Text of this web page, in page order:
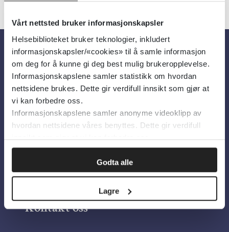
Vårt nettsted bruker informasjonskapsler
Helsebiblioteket bruker teknologier, inkludert
informasjonskapsler/«cookies» til å samle informasjon
om deg for å kunne gi deg best mulig brukeropplevelse.
Informasjonskapslene samler statistikk om hvordan
nettsidene brukes. Dette gir verdifull innsikt som gjør at
vi kan forbedre oss.
Informasjonskapslene samler anonyme videoklipp av
hvordan nettsidene våres benyttes. Dette gir verdifull
innsikt som gjør at vi kan forbedre oss.
Godta alle
Lagre
Om oss
Om Helsebiblioteket
Personvern og informasjonskapsler
Tilgjengelighetserklæring
Information in English
Bilder fra Colourbox.com
Kontakt oss